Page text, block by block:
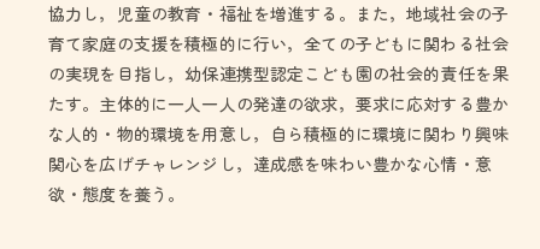
協力し，児童の教育・福祉を増進する。また，地域社会の子
育て家庭の支援を積極的に行い，全ての子どもに関わる社会
の実現を目指し，幼保連携型認定こども園の社会的責任を果
たす。主体的に一人一人の発達の欲求，要求に応対する豊か
な人的・物的環境を用意し，自ら積極的に環境に関わり興味
関心を広げチャレンジし，達成感を味わい豊かな心情・意
欲・態度を養う。